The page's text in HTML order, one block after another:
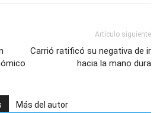
Artículo siguiente
Carrió ratificó su negativa de ir
hacia la mano dura
Más del autor